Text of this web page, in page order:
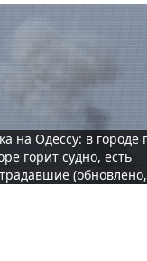
на Одессу: в городе
горит судно, есть